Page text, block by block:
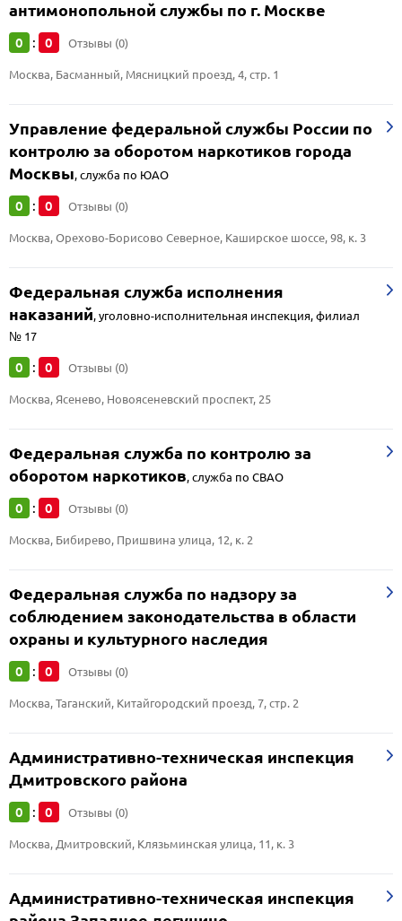
антимонопольной службы по г. Москве
0 : 0 Отзывы (0)
Москва, Басманный, Мясницкий проезд, 4, стр. 1
Управление федеральной службы России по
контролю за оборотом наркотиков города
Москвы,служба по ЮАО
0 : 0 Отзывы (0)
Москва, Орехово-Борисово Северное, Каширское шоссе, 98, к. 3
Федеральная служба исполнения
наказаний,уголовно-исполнительная инспекция, филиал
№ 17
0 : 0 Отзывы (0)
Москва, Ясенево, Новоясеневский проспект, 25
Федеральная служба по контролю за
оборотом наркотиков,служба по СВАО
0 : 0 Отзывы (0)
Москва, Бибирево, Пришвина улица, 12, к. 2
Федеральная служба по надзору за
соблюдением законодательства в области
охраны и культурного наследия
0 : 0 Отзывы (0)
Москва, Таганский, Китайгородский проезд, 7, стр. 2
Административно-техническая инспекция
Дмитровского района
0 : 0 Отзывы (0)
Москва, Дмитровский, Клязьминская улица, 11, к. 3
Административно-техническая инспекция